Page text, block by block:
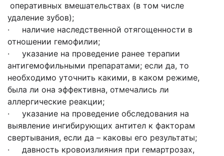
оперативных вмешательствах (в том числе
удаление зубов);
· наличие наследственной отягощенности в
отношении гемофилии;
· указание на проведение ранее терапии
антигемофильными препаратами; если да, то
необходимо уточнить какими, в каком режиме,
была ли она эффективна, отмечались ли
аллергические реакции;
· указание на проведение обследования на
выявление ингибирующих антител к факторам
свертывания, если да – каковы его результаты;
· давность кровоизлияния при гемартрозах,